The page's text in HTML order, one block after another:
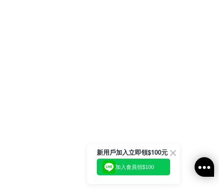
新用戶加入立即領$100元
加入會員領$100